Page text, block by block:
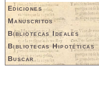
Ediciones
Manuscritos
Bibliotecas Ideales
Bibliotecas Hipotéticas
Buscar